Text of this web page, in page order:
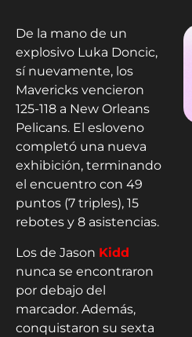
De la mano de un
explosivo Luka Doncic,
sí nuevamente, los
Mavericks vencieron
125-118 a New Orleans
Pelicans. El esloveno
completó una nueva
exhibición, terminando
el encuentro con 49
puntos (7 triples), 15
rebotes y 8 asistencias.
Los de Jason Kidd
nunca se encontraron
por debajo del
marcador. Además,
conquistaron su sexta